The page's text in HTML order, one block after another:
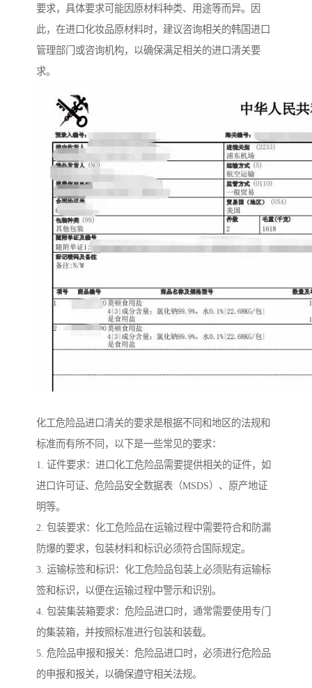
要求，具体要求可能因原材料种类、用途等而异。因
此，在进口化妆品原材料时，建议咨询相关的韩国进口
管理部门或咨询机构，以确保满足相关的进口清关要
求。
化工危险品进口清关的要求是根据不同和地区的法规和
标准而有所不同，以下是一些常见的要求：
1. 证件要求：进口化工危险品需要提供相关的证件，如
进口许可证、危险品安全数据表（MSDS）、原产地证
明等。
2. 包装要求：化工危险品在运输过程中需要符合和防漏
防爆的要求，包装材料和标识必须符合国际规定。
3. 运输标签和标识：化工危险品包装上必须贴有运输标
签和标识，以便在运输过程中警示和识别。
4. 包装集装箱要求：危险品进口时，通常需要使用专门
的集装箱，并按照标准进行包装和装载。
5. 危险品申报和报关：危险品进口时，必须进行危险品
的申报和报关，以确保遵守相关法规。